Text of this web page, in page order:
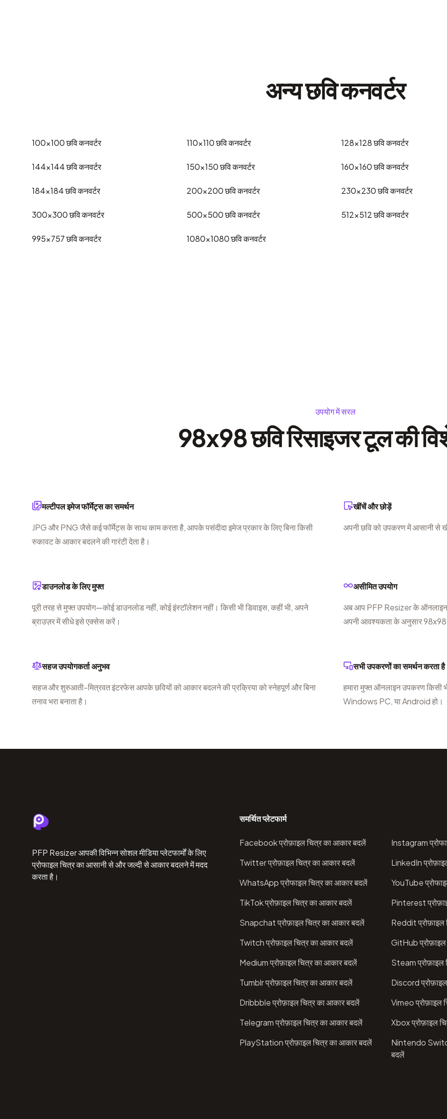
अन्य छवि कनवर्टर
100x100छवि कनवर्टर 110x110छवि कनवर्टर 128x128छवि कनवर्टर
144x144छवि कनवर्टर 150x150छवि कनवर्टर 160x160छवि कनवर्टर
184x184छवि कनवर्टर 200x200छवि कनवर्टर 230x230छवि कनवर्टर
300x300छवि कनवर्टर 500x500छवि कनवर्टर 512x512छवि कनवर्टर
995x757छवि कनवर्टर 1080x1080छवि कनवर्टर
उपयोग में सरल
98x98 छवि रिसाइजर टूल की
मल्टीपल इमेज फॉर्मेट्स का समर्थन
JPG और PNG जैसे कई फॉर्मेट्स के साथ काम करता है, आपके पसंदीदा इमेज प्रकार के लिए बिना किसी
रुकावट के आकार बदलने की गारंटी देता है।
खींचें और छोड़ें
अपनी छवि को उपकरण में आसानी से
डाउनलोड के लिए मुफ्त
पूरी तरह से मुफ्त उपयोग—कोई डाउनलोड नहीं, कोई इंस्टॉलेशन नहीं। किसी भी डिवाइस, कहीं भी, अपने
ब्राउज़र में सीधे इसे एक्सेस करें।
असीमित उपयोग
अब आप PFP Resizer के ऑनलाइन
अपनी आवश्यकता के अनुसार 98x98
सहज उपयोगकर्ता अनुभव
सहज और शुरुआती-मित्रवत इंटरफेस आपके छवियों को आकार बदलने की प्रक्रिया को स्नेहपूर्ण और बिना
तनाव भरा बनाता है।
सभी उपकरणों का समर्थन करता है
हमारा मुफ्त ऑनलाइन उपकरण किसी
Windows PC, या Android हो।
PFP Resizer आपकी विभिन्न सोशल मीडिया प्लेटफार्मों के लिए
प्रोफाइल चित्र का आसानी से और जल्दी से आकार बदलने में मदद
करता है।
समर्थित प्लेटफार्म
Facebook प्रोफ़ाइल चित्र का आकार बदलें
Instagram
Twitter प्रोफ़ाइल चित्र का आकार बदलें
LinkedIn
WhatsApp प्रोफाइल चित्र का आकार बदलें
YouTube
TikTok प्रोफ़ाइल चित्र का आकार बदलें
Pinterest
Snapchat प्रोफ़ाइल चित्र का आकार बदलें
Reddit प्रोफ़ाइल
Twitch प्रोफ़ाइल चित्र का आकार बदलें
GitHub
Medium प्रोफ़ाइल चित्र का आकार बदलें
Steam प्रोफ़ाइल
Tumblr प्रोफ़ाइल चित्र का आकार बदलें
Discord
Dribbble प्रोफ़ाइल चित्र का आकार बदलें
Vimeo प्रोफ़ाइल
Telegram प्रोफ़ाइल चित्र का आकार बदलें
Xbox प्रोफ़ाइल
PlayStation प्रोफ़ाइल चित्र का आकार बदलें
Nintendo
बदलें